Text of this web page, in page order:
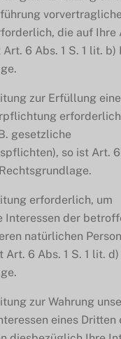
die auf Ihre
6 Abs. 1 S. 1 lit. b)
zur Erfüllung
gesetzliche
so ist Art. 6
erforderlich, um
Interessen der
natürlichen
Art. 6 Abs. 1 S. 1 lit. d)
zur Wahrung
eines Dritten